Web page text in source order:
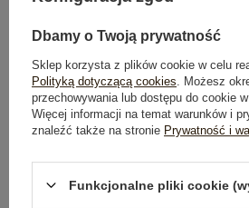
Dbamy o Twoją prywatność
Sklep korzysta z plików cookie w celu
Polityką dotyczącą cookies . Możesz
przechowywania lub dostępu do cookie
Więcej informacji na temat warunków i
znaleźć także na stronie Prywatność i
Funkcjonalne pliki cookie